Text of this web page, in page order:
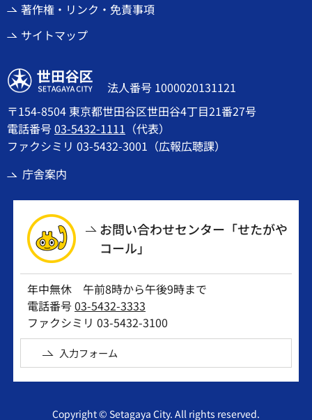
著作権・リンク・免責事項
サイトマップ
世田谷区
法人番号 1000020131121
〒154-8504 東京都世田谷区世田谷4丁目21番27号
電話番号03-5432-1111 （代表）
ファクシミリ 03-5432-3001（広報広聴課）
庁舎案内
お問い合わせセンター「せたがや
コール」
年中無休 午前8時から午後9時まで
電話番号03-5432-3333
ファクシミリ 03-5432-3100
入力フォーム
Copyright © Setagaya City. All rights reserved.